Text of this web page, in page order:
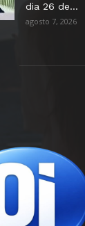
dia 26 de...
agosto 7, 2026